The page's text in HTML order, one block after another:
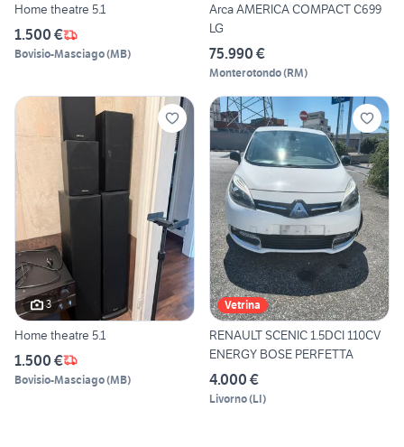
Home theatre 5.1
1.500 €
Bovisio-Masciago(MB)
Arca AMERICA COMPACT C699
LG
75.990 €
Monterotondo(RM)
3
Home theatre 5.1
1.500 €
Bovisio-Masciago(MB)
Vetrina
RENAULT SCENIC 1.5DCI 110CV
ENERGY BOSE PERFETTA
4.000 €
Livorno(LI)